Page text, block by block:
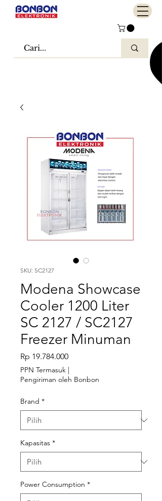
SKU: SC2127
Modena Showcase
Cooler 1200 Liter
SC 2127 / SC2127
Freezer Minuman
Rp 19.784.000Harga
PPN Termasuk |
Pengiriman oleh Bonbon
Brand *
Kapasitas *
Power Consumption *